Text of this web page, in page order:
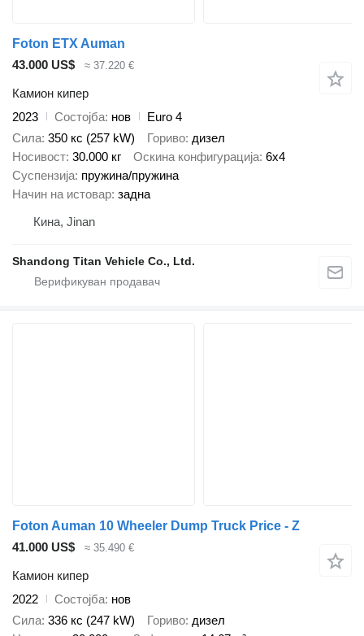
Foton ETX Auman
43.000 US$
≈ 37.220 €
Камион кипер
2023
Состојба нов
Euro 4
Сила 350 кс (257 kW) Гориво дизел
Носивост 30.000 кг Оскина конфигурација 6x4
Суспензија пружина/пружина
Начин на истовар задна
Кина, Jinan
Shandong Titan Vehicle Co., Ltd.
Foton Auman 10 Wheeler Dump Truck Price - Z
41.000 US$
≈ 35.490 €
Камион кипер
2022
Состојба нов
Сила 336 кс (247 kW) Гориво дизел